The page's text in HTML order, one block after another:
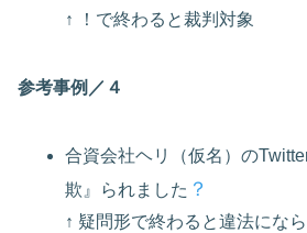
↑ ！で終わると裁判対象
参考事例／４
合資会社ヘリ（仮名）の
欺』られました ？
↑ 疑問形で終わると違法にな